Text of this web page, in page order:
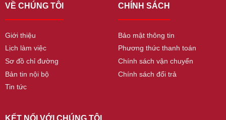
VỀ CHÚNG TÔI
Giới thiệu
Lịch làm việc
Sơ đồ chỉ đường
Bản tin nội bộ
Tin tức
CHÍNH SÁCH
Bảo mật thông tin
Phương thức thanh toán
Chính sách vận chuyển
Chính sách đổi trả
KẾT NỐI VỚI CHÚNG TÔI